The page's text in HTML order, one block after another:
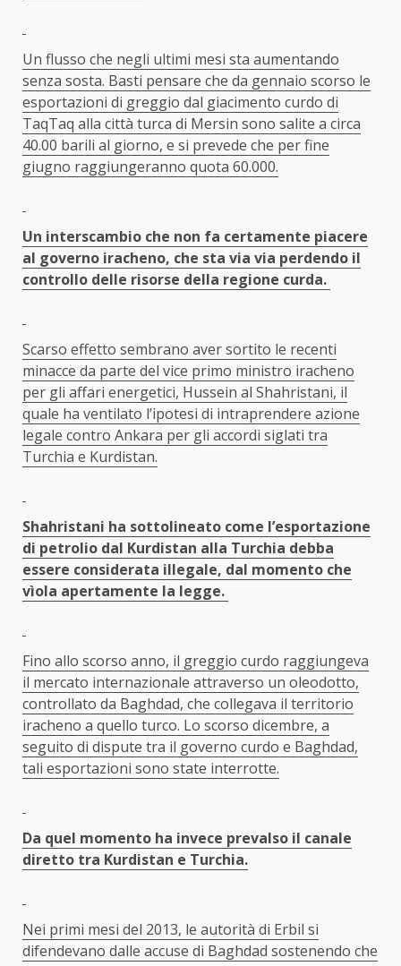
Un flusso che negli ultimi mesi sta aumentando
senza sosta. Basti pensare che da gennaio scorso le
esportazioni di greggio dal giacimento curdo di
TaqTaq alla città turca di Mersin sono salite a circa
40.00 barili al giorno, e si prevede che per fine
giugno raggiungeranno quota 60.000.
Un interscambio che non fa certamente piacere
al governo iracheno, che sta via via perdendo il
controllo delle risorse della regione curda.
Scarso effetto sembrano aver sortito le recenti
minacce da parte del vice primo ministro iracheno
per gli affari energetici, Hussein al Shahristani, il
quale ha ventilato l’ipotesi di intraprendere azione
legale contro Ankara per gli accordi siglati tra
Turchia e Kurdistan.
Shahristani ha sottolineato come l’esportazione
di petrolio dal Kurdistan alla Turchia debba
essere considerata illegale, dal momento che
vìola apertamente la legge.
Fino allo scorso anno, il greggio curdo raggiungeva
il mercato internazionale attraverso un oleodotto,
controllato da Baghdad, che collegava il territorio
iracheno a quello turco. Lo scorso dicembre, a
seguito di dispute tra il governo curdo e Baghdad,
tali esportazioni sono state interrotte.
Da quel momento ha invece prevalso il canale
diretto tra Kurdistan e Turchia.
Nei primi mesi del 2013, le autorità di Erbil si
difendevano dalle accuse di Baghdad sostenendo che